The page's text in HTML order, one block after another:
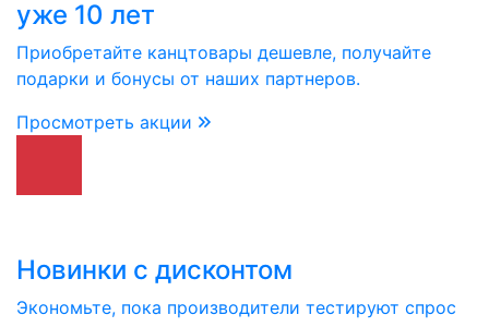
уже 10 лет
Приобретайте канцтовары дешевле, получайте
подарки и бонусы от наших партнеров.
Просмотреть акции
Новинки с дисконтом
Экономьте, пока производители тестируют спрос